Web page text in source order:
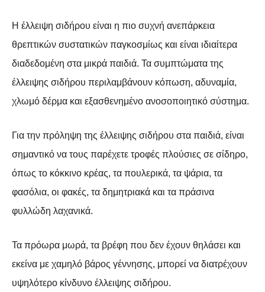
Η έλλειψη σιδήρου είναι η πιο συχνή ανεπάρκεια
θρεπτικών συστατικών παγκοσμίως και είναι ιδιαίτερα
διαδεδομένη στα μικρά παιδιά. Τα συμπτώματα της
έλλειψης σιδήρου περιλαμβάνουν κόπωση, αδυναμία,
χλωμό δέρμα και εξασθενημένο ανοσοποιητικό σύστημα.
Για την πρόληψη της έλλειψης σιδήρου στα παιδιά, είναι
σημαντικό να τους παρέχετε τροφές πλούσιες σε σίδηρο,
όπως το κόκκινο κρέας, τα πουλερικά, τα ψάρια, τα
φασόλια, οι φακές, τα δημητριακά και τα πράσινα
φυλλώδη λαχανικά.
Τα πρόωρα μωρά, τα βρέφη που δεν έχουν θηλάσει και
εκείνα με χαμηλό βάρος γέννησης, μπορεί να διατρέχουν
υψηλότερο κίνδυνο έλλειψης σιδήρου.